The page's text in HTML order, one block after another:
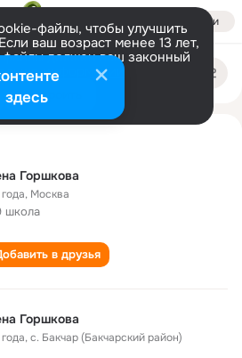
Войти
файлы, чтобы улучшить
ваш возраст менее 13 лет,
файлы должен ваш законный
информации
Настроить
Горшкова
, Москва
школа
в друзья
Горшкова
,с. Бакчар (Бакчарский район)